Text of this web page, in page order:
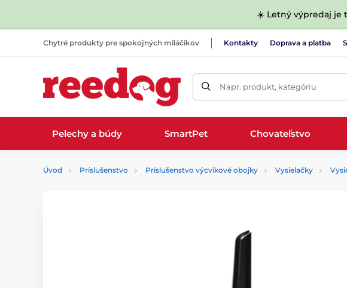
☀️ Letný výpredaj je
Chytré produkty pre spokojných miláčikov Kontakty Doprava a platba
Napr. produkt, kategóriu
Pelechy a búdy SmartPet Chovateľstvo
Úvod Príslušenstvo Príslušenstvo výcvikové obojky Vysielačky